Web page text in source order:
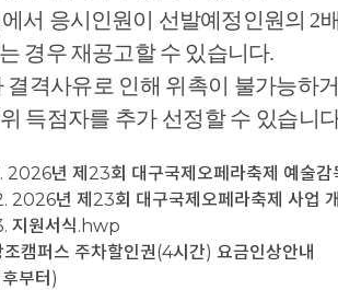
서 응시인원이 선발예정인원의 2
경우 재공고할 수 있습니다.
결격사유로 인해 위촉이 불가능하
득점자를 추가 선정할 수 있습니
2026년 제23회 대구국제오페라축제 예술
2026년 제23회 대구국제오페라축제 사업
지원서식.hwp
캠퍼스 주차할인권(4시간) 요금인상안내
부터)